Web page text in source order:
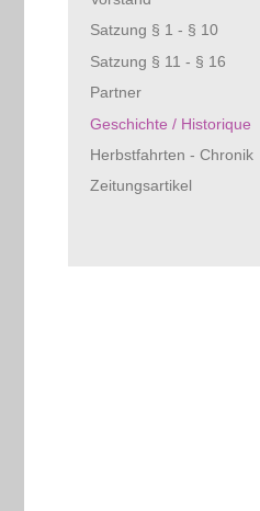
Satzung § 1 - § 10
Satzung § 11 - § 16
Partner
Geschichte / Historique
Herbstfahrten - Chronik
Zeitungsartikel